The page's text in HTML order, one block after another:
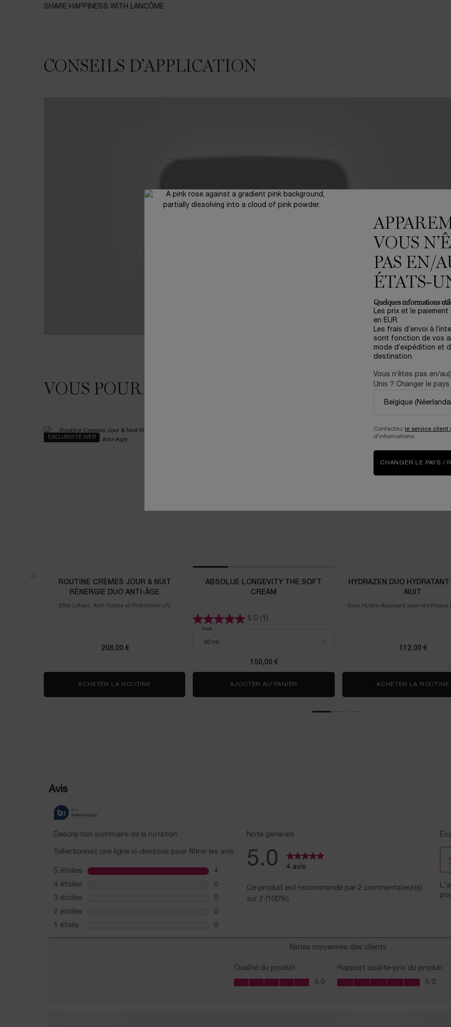
SHARE HAPPINESS WITH LANCÔME
CONSEILS D’APPLICATIONCONSEILS D’APPLICATION
VOUS POURRIEZ AIMERVOUS POURRIEZ AIMER
EXCLUSIVITÉ WEB
ROUTINE CRÈMES JOUR & NUIT
RÉNERGIE DUO ANTI-ÂGE
Effet Liftant, Anti-Rides et Protection UV.
208,00 €
ACHETER LA ROUTINE ROUTINE CRÈMES JOUR & NUIT RÉNERGIE DUO ANTI-ÂGE
ABSOLUE LONGEVITY THE SOFT
CREAM
5.0 (1)
Select a
size
150,00 €
AJOUTER AU PANIER ABSOLUE LONGEVITY THE SOFT CREAM
EXCLUSIVITÉ WEB
HYDRAZEN DUO
NUIT
Soin Hydro-Apaisant pour les Peaux
112,00 €
ACHETER LA ROUTINE
VOUS
PAS EN/
ÉTATS-
Quelques informations
Les prix et le
en EUR.
Les frais d’envoi à
sont fonction de vos
mode d’expédition et
destination.
Vous n’êtes pas en/
Unis ? Changer le
Contactez le service client
d'informations
CHANGER LE PAYS /